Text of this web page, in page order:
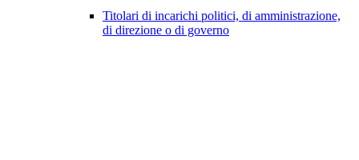
Titolari di incarichi politici, di amministrazione,
di direzione o di governo